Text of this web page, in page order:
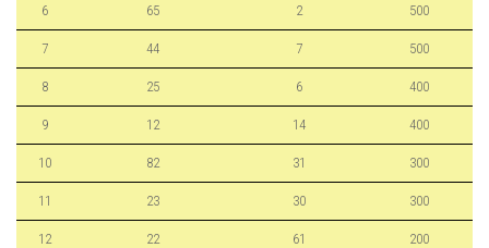
6 65 2 500
7 44 7 500
8 25 6 400
9 12 14 400
10 82 31 300
11 23 30 300
12 22 61 200